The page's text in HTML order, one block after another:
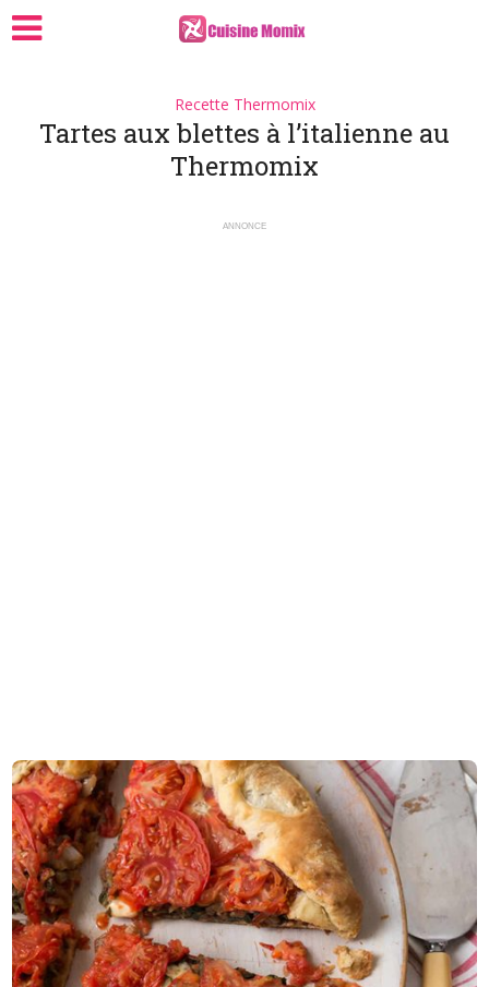
Recette Thermomix
Tartes aux blettes à l’italienne au
Thermomix
ANNONCE